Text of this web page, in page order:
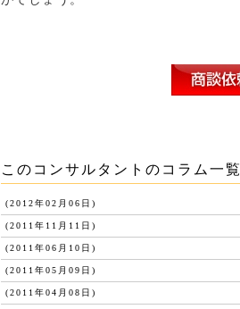
このコンサルタントのコラム一覧
(2012年02月06日)
(2011年11月11日)
(2011年06月10日)
(2011年05月09日)
(2011年04月08日)